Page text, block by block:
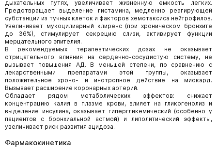
дыхательных путях, увеличивает жизненную емкость легких.
Предотвращает выделение гистамина, медленно реагирующей
субстанции из тучных клеток и факторов хемотаксиса нейтрофилов.
Увеличивает мукоцилиарный клиренс (при хроническом бронхите
до 36%), стимулирует секрецию слизи, активирует функции
мерцательного эпителия.
В рекомендуемых терапевтических дозах не оказывает
отрицательного влияния на сердечно-сосудистую систему, не
вызывает повышения АД. В меньшей степени, по сравнению с
лекарственными препаратами этой группы, оказывает
положительное хроно- и инотропное действие на миокард.
Вызывает расширение коронарных артерий.
Обладает рядом метаболических эффектов: снижает
концентрацию калия в плазме крови, влияет на гликогенолиз и
выделение инсулина, оказывает гипергликемический (особенно у
пациентов с бронхиальной астмой) и липолитический эффекты,
увеличивает риск развития ацидоза.
Фармакокинетика